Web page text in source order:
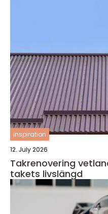
inspiration
12. July 2026
Takrenovering
takets livslängd